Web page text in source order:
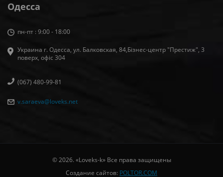
Одесса
пн-пт : 9:00 - 18:00
Украина г. Одесса, ул. Балковская, 84,Бізнес-центр "Престиж", 3
поверх, офіс 304
(067) 480-99-81
v.saraeva@loveks.net
© 2026. «Loveks-k» Все права защищены
Создание сайтов: POLTOR.COM